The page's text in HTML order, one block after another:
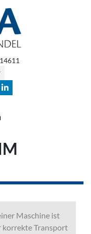
linkedin
Maschine ist
korrekte Transport